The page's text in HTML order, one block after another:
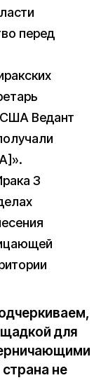
перед
США Ведант
3
для
не